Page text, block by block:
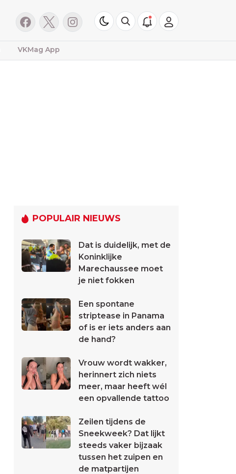
VKMag App
POPULAIR NIEUWS
Dat is duidelijk, met de
Koninklijke
Marechaussee moet
je niet fokken
Een spontane
striptease in Panama
of is er iets anders aan
de hand?
Vrouw wordt wakker,
herinnert zich niets
meer, maar heeft wél
een opvallende tattoo
Zeilen tijdens de
Sneekweek? Dat lijkt
steeds vaker bijzaak
tussen het zuipen en
de matpartijen